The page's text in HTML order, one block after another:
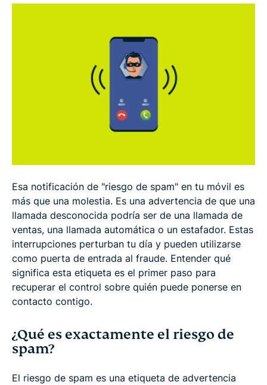
Cómo se detectan y etiquetan las llamadas de
Cómo bloquear las llamadas con riesgo de spam
Consejos avanzados para prevenir llamadas spam
Esa notificación de "riesgo de spam" en tu móvil es
más que una molestia. Es una advertencia de que una
llamada desconocida podría ser de una llamada de
ventas, una llamada automática o un estafador. Estas
interrupciones perturban tu día y pueden utilizarse
como puerta de entrada al fraude. Entender qué
significa esta etiqueta es el primer paso para
recuperar el control sobre quién puede ponerse en
contacto contigo.
¿Qué es exactamente el riesgo de
spam?
El riesgo de spam es una etiqueta de advertencia